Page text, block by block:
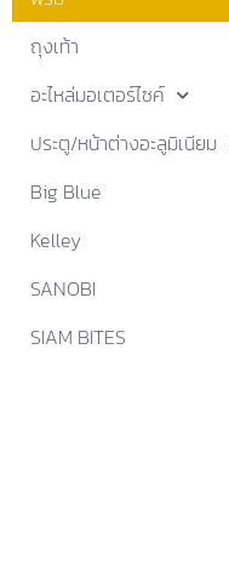
ถุงเท้า
อะไหล่มอเตอร์ไซค์
ประตู/หน้าต่างอะลูมิเนียม
Big Blue
Kelley
SANOBI
SIAM BITES